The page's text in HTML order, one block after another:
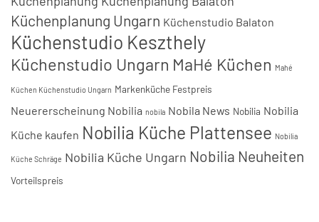
Küchenplanung Ungarn Küchenstudio Balaton
Küchenstudio Keszthely
Küchenstudio Ungarn MaHé Küchen Mahé
Küchen Küchenstudio Ungarn Markenküche Festpreis
Neuererscheinung Nobilia nobila Nobila News Nobilia Nobilia
Küche kaufen Nobilia Küche Plattensee Nobilia
Küche Schräge Nobilia Küche Ungarn Nobilia Neuheiten
Vorteilspreis